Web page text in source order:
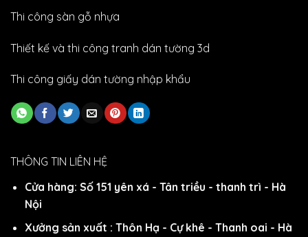
Thi công sàn gỗ nhựa
Thiết kế và thi công tranh dán tường 3d
Thi công giấy dán tường nhập khẩu
THÔNG TIN LIÊN HỆ
Cửa hàng: Số 151 yên xá - Tân triều - thanh trì - Hà
Nội
Xưởng sản xuất : Thôn Hạ - Cự khê - Thanh oai - Hà